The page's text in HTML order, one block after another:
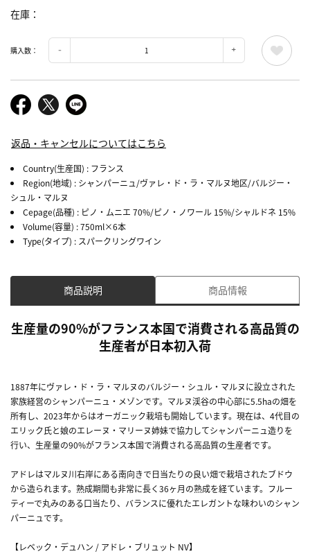
在庫
購入数：
返品・キャンセルについてはこちら
Country(生産国) : フランス
Region(地域) : シャンパーニュ/ヴァレ・ド・ラ・マルヌ地区/バルジー・
シュル・マルヌ
Cepage(品種) : ピノ・ムニエ 70%/ピノ・ノワール 15%/シャルドネ 15%
Volume(容量) : 750ml×6本
Type(タイプ) : スパークリングワイン
商品説明 商品情報
生産量の90%がフランス本国で消費される高品質の
生産者が日本初入荷
1887年にヴァレ・ド・ラ・マルヌのバルジー・シュル・マルヌに設立された
家族経営のシャンパーニュ・メゾンです。マルヌ渓谷の中心部に5.5haの畑を
所有し、2023年からはオーガニック栽培も開始しています。現在は、4代目の
エリック氏と娘のエレーヌ・マリーヌ姉妹で協力してシャンパーニュ造りを
行い、生産量の90%がフランス本国で消費される高品質の生産者です。
アドレはマルヌ川右岸にある南向きで日当たりの良い畑で栽培されたブドウ
から造られます。熟成期間も非常に長く36ヶ月の熟成を経ています。フルー
ティーで丸みのある口当たり、バランスに優れたエレガントな味わいのシャン
パーニュです。
【レベック・デュハン / アドレ・ブリュット NV】